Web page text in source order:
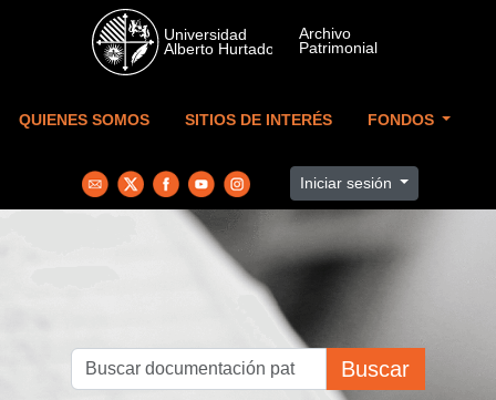
Skip to main content
QUIENES SOMOS SITIOS DE INTERÉS FONDOS
Iniciar sesión
Buscar